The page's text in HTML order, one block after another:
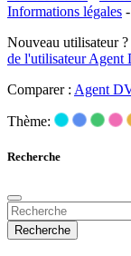
Informations légales -
Nouveau utilisateur ?
de l'utilisateur Agent
Comparer : Agent
Thème:
Recherche
Recherche